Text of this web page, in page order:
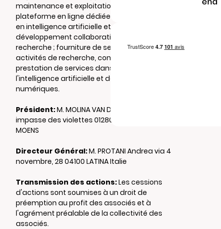
maintenance et exploitation d'une
plateforme en ligne dédiée à la recherche
en intelligence artificielle et au
développement collaboratif de projets de
recherche ; fourniture de services associés ;
activités de recherche, conseil, formation et
prestation de services dans le domaine de
l'intelligence artificielle et des technologies
numériques.
Président:M. MOLINA VAN DEN BOSCH Marc 15
impasse des violettes 01280 PREVESSIN
MOENS
Directeur Général:M. PROTANI Andrea via 4
novembre, 28 04100 LATINA Italie
Transmission des actions:Les cessions
d'actions sont soumises à un droit de
préemption au profit des associés et à
l'agrément préalable de la collectivité des
associés.